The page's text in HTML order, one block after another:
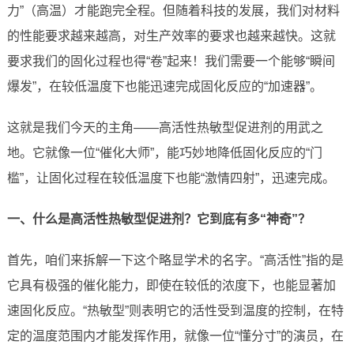
力”（高温）才能跑完全程。但随着科技的发展，我们对材料
的性能要求越来越高，对生产效率的要求也越来越快。这就
要求我们的固化过程也得“卷”起来！我们需要一个能够“瞬间
爆发”，在较低温度下也能迅速完成固化反应的“加速器”。
这就是我们今天的主角——高活性热敏型促进剂的用武之
地。它就像一位“催化大师”，能巧妙地降低固化反应的“门
槛”，让固化过程在较低温度下也能“激情四射”，迅速完成。
一、什么是高活性热敏型促进剂？它到底有多“神奇”？
首先，咱们来拆解一下这个略显学术的名字。“高活性”指的是
它具有极强的催化能力，即使在较低的浓度下，也能显著加
速固化反应。“热敏型”则表明它的活性受到温度的控制，在特
定的温度范围内才能发挥作用，就像一位“懂分寸”的演员，在